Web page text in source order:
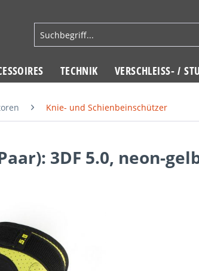
TECHNIK VERSCHLEISS- /
Knie- und Schienbeinschützer
3DF 5.0, neon-